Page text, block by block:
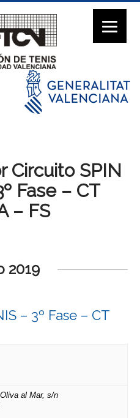
Circuito SPIN
Fase – CT
– FS
2019
– 3º Fase – CT
al Mar, s/n